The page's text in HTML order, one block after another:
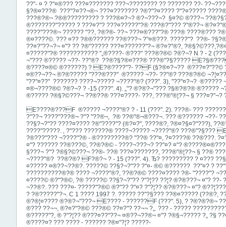
??"- ¤ ? ?"¤®??? ???¤??????? ???¬???????? ?? ?­????­­?? ??-
§?®¤???® ­ ???"?¤??¬®¬ ???¤??????? ?®?"?¤???? ?"?¤?????
???®?®¬ ?®®????????? ? ???®¤­?¬? ­®?¬???¬? ­ §¤­­?© ®???¬
®???????"????? ? ???¤?"? ???¤?????"?­® ???­®?"?­­?? ?"­®??¬
????"???®¬ ?????? "??, ?®?®- ??¬ ???¤®???"?­® ???® ????®???
®¤????©. ??? ¤­­?? ?®®?????? ??®?­??¬ ?"¤®???. ?????"? ­ ??®-
??¤?"??¬?¬ ¤"? ?? ?®"???­?? ???¤??????"?¬ ®?¤?"®?,
¤?????"?­® ??????????? "„®????­- ­®???" ???®?®© ?®?¬? N ? - 2
¬"?­?? ®????? ¬??- ??"®? ­ ??®?§?®¤???® ???®"?§?????
®????¤­®© ®??????) ? E­?®????"?- ­??F (§?®¤?¬?? ­ ®???¤?"?­­?©
¤®??¬?­?¬ ®?­®????? "???®?­??" ­ ®????? ¬??- ??"®? ???®?®©
"??"¤­??" ­ ?­????­­?? ????¬???­?? ¬????"®? (???". 3), "??"¤­?¬?
¤®¬????­­®© ?®?¬? ? -15 (???". 4). „"? ®?®?¬"?­?? ?§®?®?® ®?????
®????? ?®§?©???¬ ??®??® ???¤????- ???, ???®"®¦?­­?¬ § ???¤?"¬?
E????®?­??F ­ ®????? ¬????"®? ? - 11 (???". 2). ???®- ?­??
?"?­?¬ ????"???®¬ ?"? "??®¬, ­ ?® ??®"­®¬®??­­?¬. ??? ®?????? ¬??-
??§?¬?"?? ????¤???? ?®"????"? (®?¤?", ????®?, ?®¤?§¤?"?­??),
????"?????. ‚ ?"??? ?­????­­??® ????¬???­?? ¬????"®? ???®"?§???
?®???"??? ¬????"?­® - ®????????­­®? "??® ??"¤, ?¤????® ??­­®???.
¤"? ????­?? ??­­®???©, ??®?®© - ???­?¬???¬? ??"¤? ¤"?
§???¬ ?"? ?®§?©???¬ ??®- ??® ???¤???????, ???®"®¦?­­?¬ § ??®
¬????"®? ­ ??®?®­? F?®?¬ ? - 15 (???". 4). Ђ? ????????? ? ¤???
¤????? ¤®??¬?­?®?. ?????© ??§?¬?"?? ­?"¤- ­®© ®?????? ­ ??"¤? ?
??­????????®?® ???? ¬????"®?, ??®?®© ????¤???? ?®- "????"?
¤????© ®?"?®©, ?® ?????© ??§?¬?"?? ?"?¦?? ??¦? ®?­®?­??¬ ¤"? ??-
¬?­?®?. ??? ???¤- ?????"?­®© ®?"?? ­?"¤­? ?"?¦?? ®?­®?­??¬ ¤"?
? ?®?????"?¬. C 1 ?­??? 1997 ?. ????? ??"?§??? ??®¤????? (??®?,
®?®¦¤???? ®?®?¬"?­??¬ E???? - ??????F (???". 5), ? ?®?®?®¬
®??? ??¬¬, ®?¤?"?­®© ???®© ??¤?"?­ ??¬¬ ?„. ??? - ?????
®?????"?, ®­ ?"?¦?? ®???¤??"?­?¬ ¤®??¬?­?®¬ ¤"? ?®§¬???­?? ?„ ?§
®????¤? ??? ???? - ?????? ?®¤"?¦? ?????-